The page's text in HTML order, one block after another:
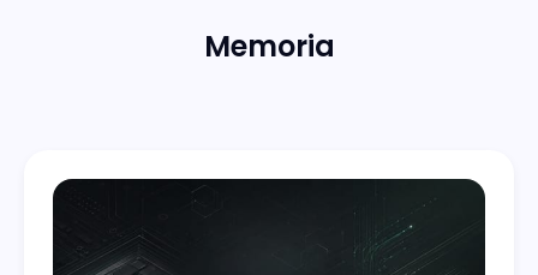
Memoria